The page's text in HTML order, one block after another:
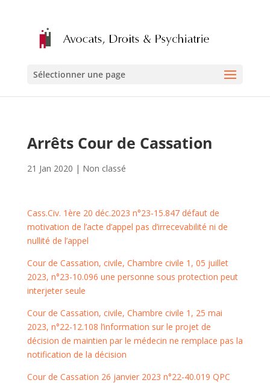
Sélectionner une page
Arrêts Cour de Cassation
21 Jan 2020 | Non classé
Cass.Civ. 1ère 20 déc.2023 n°23-15.847 défaut de
motivation de l’acte d’appel pas d’irrecevabilité ni de
nullité de l’appel
Cour de Cassation, civile, Chambre civile 1, 05 juillet
2023, n°23-10.096 une personne sous protection peut
interjeter seule
Cour de Cassation, civile, Chambre civile 1, 25 mai
2023, n°22-12.108 l’information sur le projet de
décision de maintien par le médecin ne remplace pas la
notification de la décision
Cour de Cassation 26 janvier 2023 n°22-40.019 QPC